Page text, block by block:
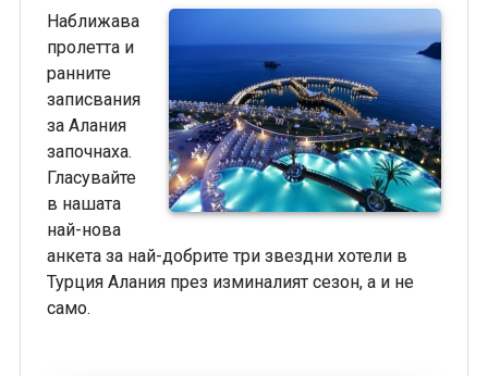
Наближава
пролетта и
ранните
записвания
за Алания
започнаха.
Гласувайте
в нашата
най-нова
анкета за най-добрите три звездни хотели в
Турция Алания през изминалият сезон, а и не
само.